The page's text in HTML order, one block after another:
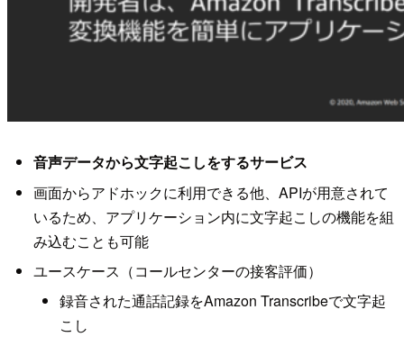
音声データから文字起こしをするサービス
画面からアドホックに利用できる他、APIが用意されて
いるため、アプリケーション内に文字起こしの機能を組
み込むことも可能
ユースケース（コールセンターの接客評価）
録音された通話記録をAmazon Transcribeで文字起
こし